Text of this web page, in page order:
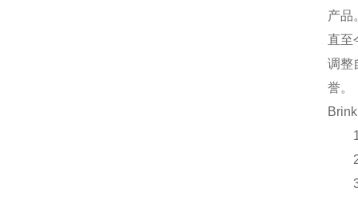
产品
直至
调整
誉。